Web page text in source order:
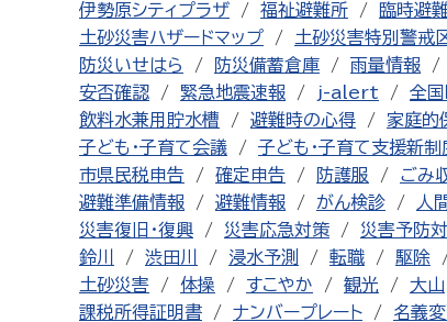
伊勢原シティプラザ
福祉避難所 臨時避
土砂災害ハザードマップ
土砂災害特別警戒
防災いせはら
防災備蓄倉庫 雨量情報
安否確認
緊急地震速報 j-alert 全国
飲料水兼用貯水槽
避難時の心得 家庭的
子ども・子育て会議
子ども・子育て支援新制
市県民税申告
確定申告 防護服 ごみ
避難準備情報
避難情報 がん検診 人
災害復旧・復興
災害応急対策 災害予防
鈴川
渋田川 浸水予測 転職 駆除
土砂災害
体操 すこやか 観光 大山
課税所得証明書
ナンバープレート 名義